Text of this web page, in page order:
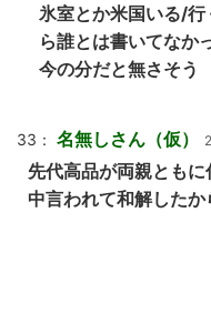
氷室とか米国いる/
ら誰とは書いてなか
今の分だと無さそう
33： 名無しさん（仮）
先代高品が両親とも
中言われて和解したか